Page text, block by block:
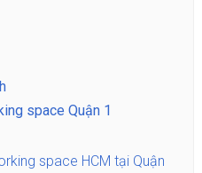
space Quận 1
space HCM tại Quận